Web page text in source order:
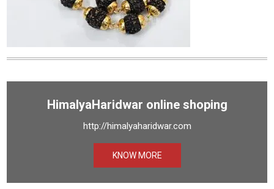
HimalyaHaridwar online shoping
http://himalyaharidwar.com
KNOW MORE